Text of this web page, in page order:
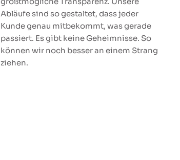
Abläufe sind so gestaltet, dass jeder
Kunde genau mitbekommt, was gerade
passiert. Es gibt keine Geheimnisse. So
können wir noch besser an einem Strang
ziehen.